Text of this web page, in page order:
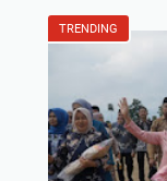
TRENDING